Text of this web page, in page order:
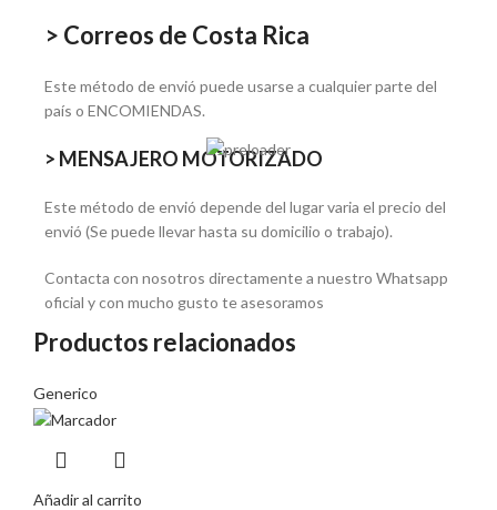
> Correos de Costa Rica
Este método de envió puede usarse a cualquier parte del
país o ENCOMIENDAS.
> MENSAJERO MOTORIZADO
Este método de envió depende del lugar varia el precio del
envió (Se puede llevar hasta su domicilio o trabajo).
Contacta con nosotros directamente a nuestro Whatsapp
oficial y con mucho gusto te asesoramos
Productos relacionados
Generico
Añadir al carrito